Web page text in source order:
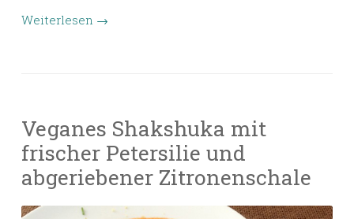
Weiterlesen →
Veganes Shakshuka mit
frischer Petersilie und
abgeriebener Zitronenschale